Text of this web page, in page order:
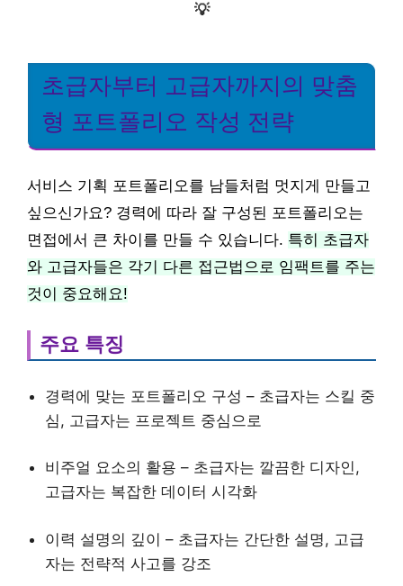
💡
초급자부터 고급자까지의 맞춤
형 포트폴리오 작성 전략
서비스 기획 포트폴리오를 남들처럼 멋지게 만들고
싶으신가요? 경력에 따라 잘 구성된 포트폴리오는
면접에서 큰 차이를 만들 수 있습니다. 특히 초급자
와 고급자들은 각기 다른 접근법으로 임팩트를 주는
것이 중요해요!
주요 특징
경력에 맞는 포트폴리오 구성 – 초급자는 스킬 중
심, 고급자는 프로젝트 중심으로
비주얼 요소의 활용 – 초급자는 깔끔한 디자인,
고급자는 복잡한 데이터 시각화
이력 설명의 깊이 – 초급자는 간단한 설명, 고급
자는 전략적 사고를 강조